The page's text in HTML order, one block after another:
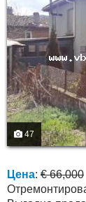
47
Цена: € 66,000